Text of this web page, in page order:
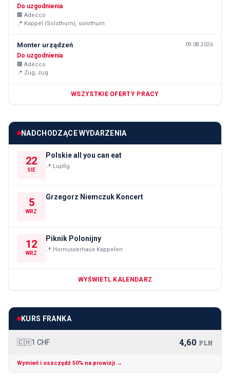
Do uzgodnienia
🏢 Adecco
📍 Kappel (Solothurn), solothurn
Monter urządzeń 09.08.2026
Do uzgodnienia
🏢 Adecco
📍 Zug, zug
WSZYSTKIE OFERTY PRACY
NADCHODZĄCE WYDARZENIA
22
SIE
Polskie all you can eat
📍 Lupfig
5
WRZ
Grzegorz Niemczuk Koncert
12
WRZ
Piknik Polonijny
📍 Hornusserhaus Kappelen
WYŚWIETL KALENDARZ
KURS FRANKA
🇨🇭1 CHF 4,60 PLN
Wymień i oszczędź 50% na prowizji →